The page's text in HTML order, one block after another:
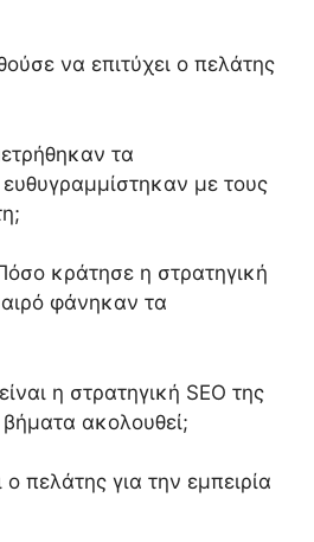
να επιτύχει ο πελάτης
τα
με τους
κράτησε η στρατηγική
φάνηκαν τα
η στρατηγική SEO της
βήματα ακολουθεί;
ο πελάτης για την εμπειρία